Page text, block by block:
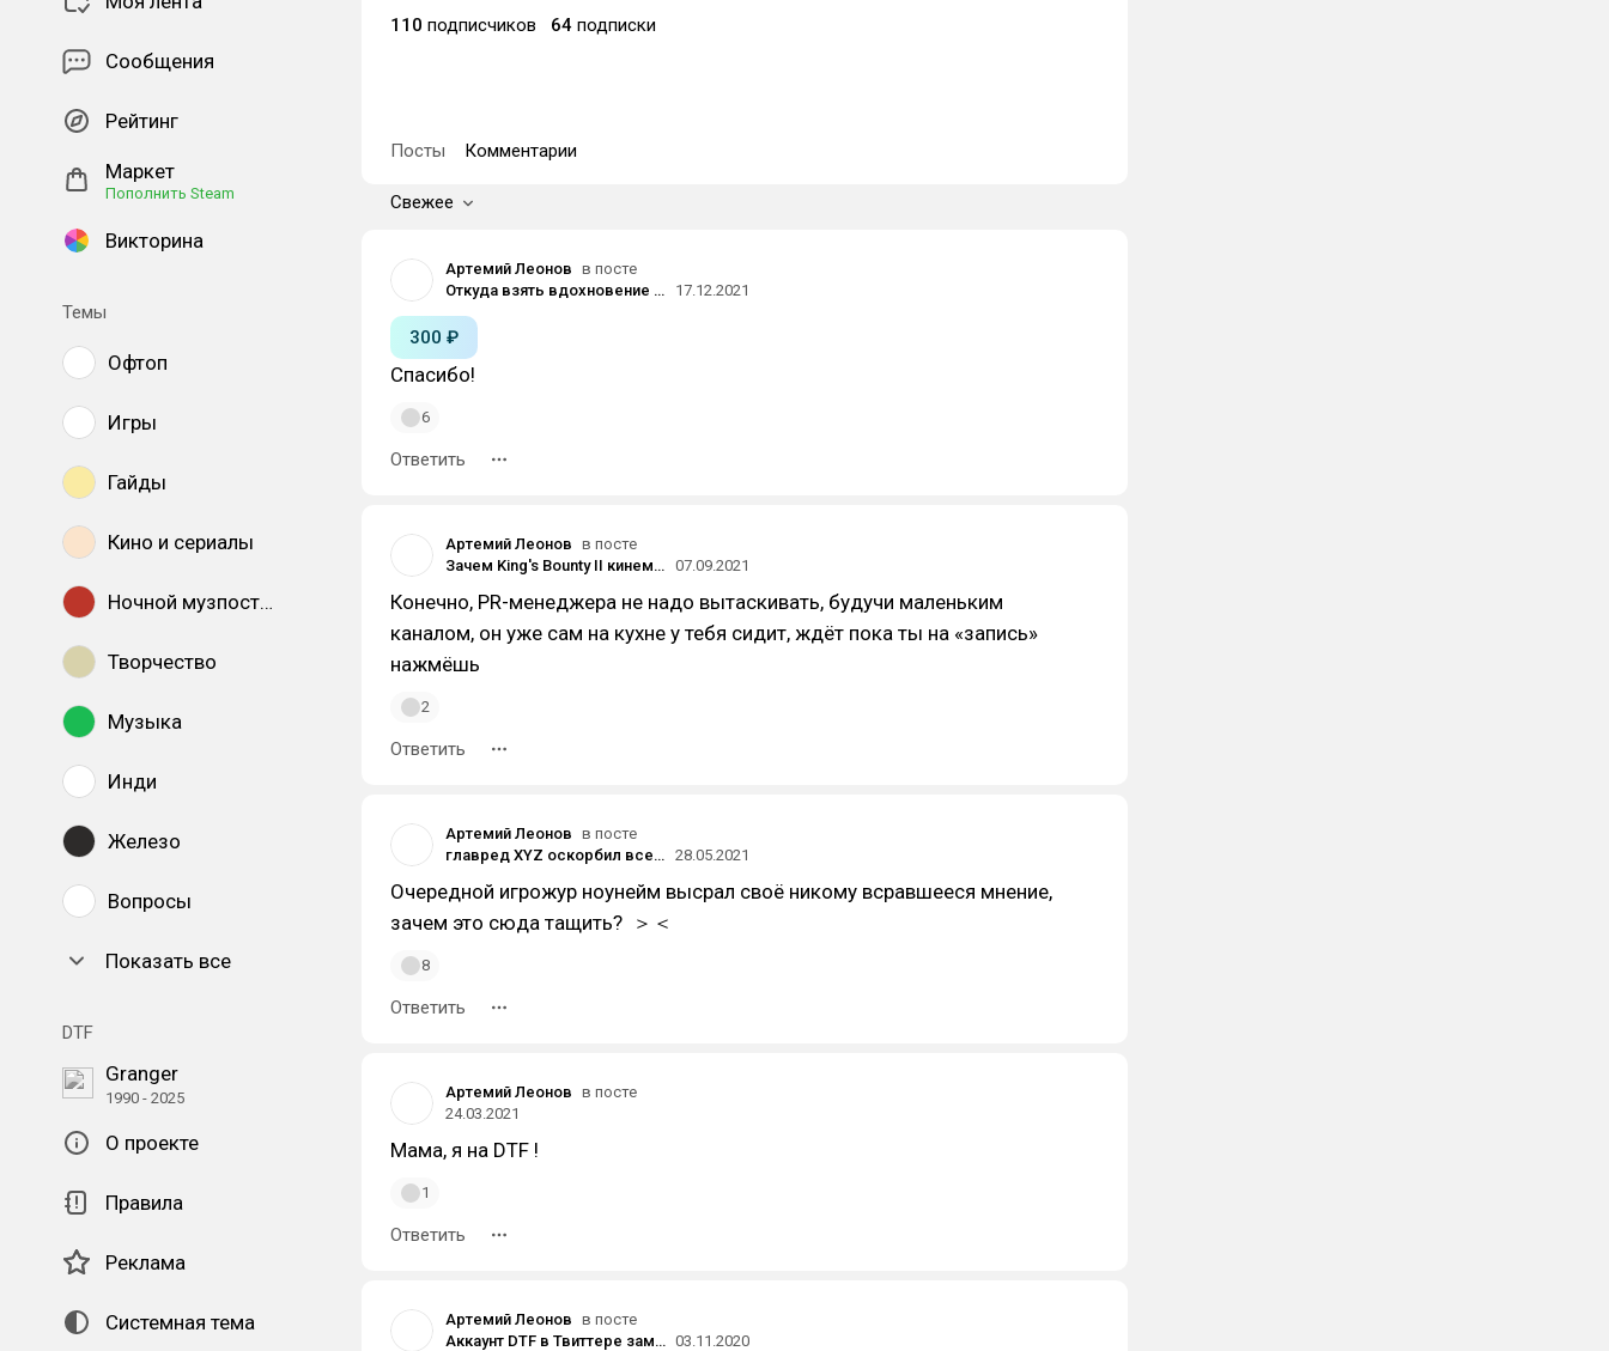
Сообщения
Рейтинг
Маркет
Пополнить Steam
Викторина
Темы
Офтоп
Игры
Гайды
Кино и сериалы
Ночной музпостинг
Творчество
Музыка
Инди
Железо
Вопросы
Показать все
DTF
Granger
1990 - 2025
О проекте
Правила
Реклама
Системная тема
110 подписчиков 64 подписки
Посты Комментарии
Свежее
Артемий Леонов в посте
Откуда взять вдохновение и креатив — рассказывают авторы Black Book, Pathfinder и других игр
17.12.2021
300 ₽
Спасибо!
6
Ответить
Артемий Леонов в посте
Зачем King's Bounty II кинематографичность: разбор с комментариями разработчика 07.09.2021
Конечно, PR-менеджера не надо вытаскивать, будучи маленьким
каналом, он уже сам на кухне у тебя сидит, ждёт пока ты на «запись»
нажмёшь
2
Ответить
Артемий Леонов в посте
главред XYZ оскорбил всех геймеров 28.05.2021
Очередной игрожур ноунейм высрал своё никому всравшееся мнение,
зачем это сюда тащить? ＞＜
8
Ответить
Артемий Леонов в посте
24.03.2021
Мама, я на DTF !
1
Ответить
Артемий Леонов в посте
Аккаунт DTF в Твиттере заморожен после жалобы Sony 03.11.2020